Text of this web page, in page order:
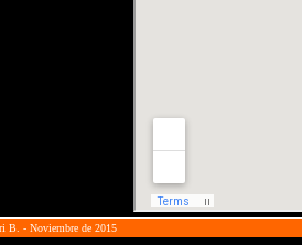
B. - Noviembre de 2015